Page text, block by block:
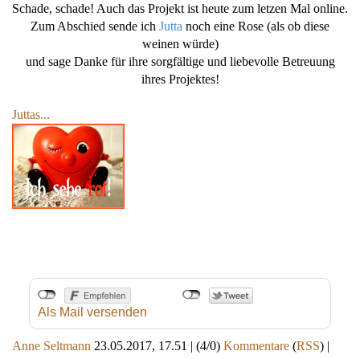
Schade, schade! Auch das Projekt ist heute zum letzen Mal online.
Zum Abschied sende ich Jutta noch eine Rose (als ob diese
weinen würde)
und sage Danke für ihre sorgfältige und liebevolle Betreuung
ihres Projektes!
Juttas...
Als Mail versenden
Anne Seltmann 23.05.2017, 17.51 | (4/0) Kommentare (RSS) |